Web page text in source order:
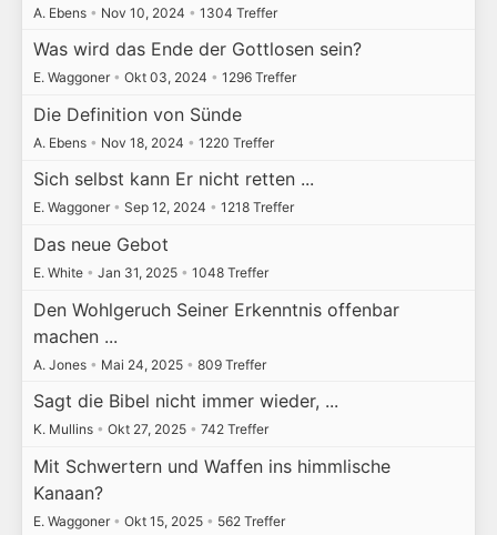
A. Ebens • Nov 10, 2024 • 1304 Treffer
Was wird das Ende der Gottlosen sein?
E. Waggoner • Okt 03, 2024 • 1296 Treffer
Die Definition von Sünde
A. Ebens • Nov 18, 2024 • 1220 Treffer
Sich selbst kann Er nicht retten ...
E. Waggoner • Sep 12, 2024 • 1218 Treffer
Das neue Gebot
E. White • Jan 31, 2025 • 1048 Treffer
Den Wohlgeruch Seiner Erkenntnis offenbar
machen ...
A. Jones • Mai 24, 2025 • 809 Treffer
Sagt die Bibel nicht immer wieder, ...
K. Mullins • Okt 27, 2025 • 742 Treffer
Mit Schwertern und Waffen ins himmlische
Kanaan?
E. Waggoner • Okt 15, 2025 • 562 Treffer